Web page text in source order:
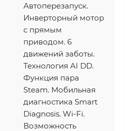
Автоперезапуск.
Инверторный мотор
с прямым
приводом. 6
движений заботы.
Технология AI DD.
Функция пара
Steam. Мобильная
диагностика Smart
Diagnosis. Wi-Fi.
Возможность